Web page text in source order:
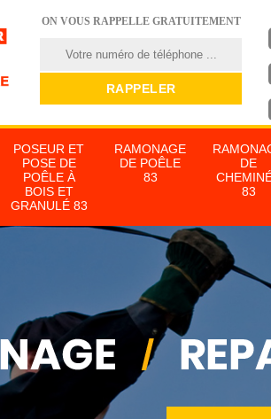
ON VOUS RAPPELLE GRATUITEMENT
POSEUR ET
POSE DE
POÊLE À
BOIS ET
GRANULÉ 83
RAMONAGE
DE POÊLE
83
DE
83